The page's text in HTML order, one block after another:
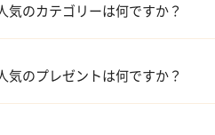
気のカテゴリーは何ですか？
気のプレゼントは何ですか？